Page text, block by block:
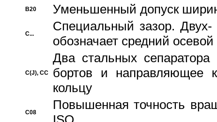
B20 Уменьшенный допуск
C...
Специальный зазор.
обозначает средний
C(J), CC
Два стальных сепаратора
бортов и направляющее
кольцу
C08
Повышенная точность